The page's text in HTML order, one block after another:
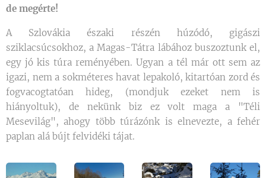
de megérte!
A Szlovákia északi részén húzódó, gigászi
sziklacsúcsokhoz, a Magas-Tátra lábához buszoztunk el,
egy jó kis túra reményében. Ugyan a tél már ott sem az
igazi, nem a sokméteres havat lepakoló, kitartóan zord és
fogvacogtatóan hideg, (mondjuk ezeket nem is
hiányoltuk), de nekünk biz ez volt maga a "Téli
Mesevilág", ahogy több túrázónk is elnevezte, a fehér
paplan alá bújt felvidéki tájat.